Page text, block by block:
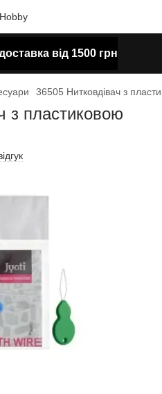
від 1500 грн
36505 Нитковдівач з
з пластиковою